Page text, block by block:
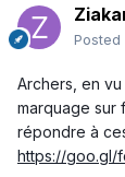
Posted
Archers, en
marquage sur
répondre à
https://goo.gl/